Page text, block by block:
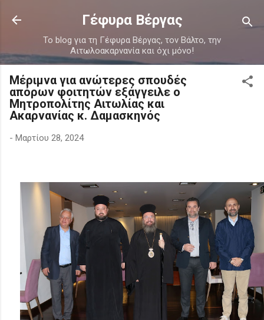
Μετάβαση στο κύριο περιεχόμενο
Γέφυρα Βέργας
Το blog για τη Γέφυρα Βέργας, τον Βάλτο, την
Αιτωλοακαρνανία και όχι μόνο!
Μέριμνα για ανώτερες σπουδές
απόρων φοιτητών εξάγγειλε ο
Μητροπολίτης Αιτωλίας και
Ακαρνανίας κ. Δαμασκηνός
- Μαρτίου 28, 2024